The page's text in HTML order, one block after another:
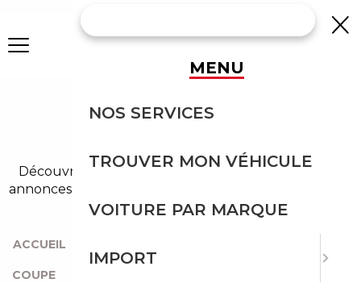
AUDI Q3 COUPE
Découvrez un large choix de audi coupe dans nos
annonces de q3. Un import sans effort avec Courtage
Auto.
ACCUEIL
COUPE
MENU
NOS SERVICES
TROUVER MON VÉHICULE
VOITURE PAR MARQUE
IMPORT